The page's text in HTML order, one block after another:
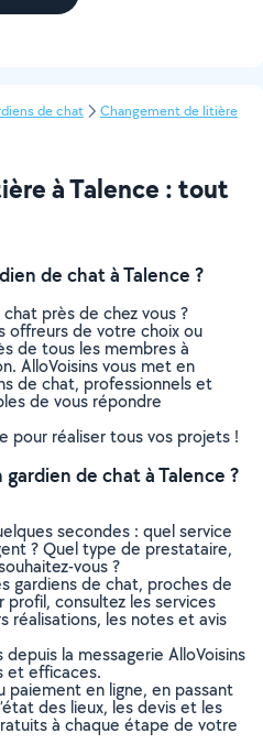
de chat
Changement de litière
à Talence : tout
de chat à Talence ?
près de chez vous ?
offreurs de votre choix ou
de tous les membres à
AlloVoisins vous met en
de chat, professionnels et
de vous répondre
pour réaliser tous vos projets !
de chat à Talence ?
secondes : quel service
? Quel type de prestataire,
vous ?
gardiens de chat, proches de
profil, consultez les services
réalisations, les notes et avis
la messagerie AlloVoisins
et efficaces.
en ligne, en passant
des lieux, les devis et les
à chaque étape de votre